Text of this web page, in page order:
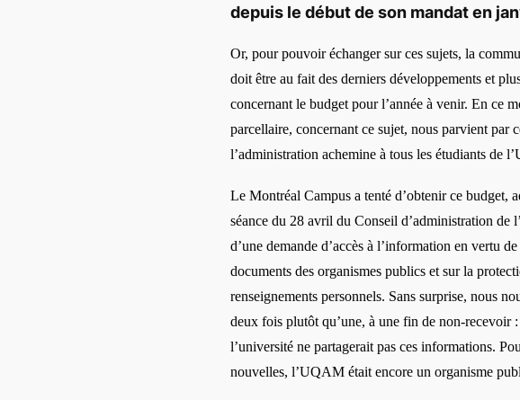
depuis le début de son mandat en
Or, pour pouvoiréchanger sur ces sujets, la
doit être au fait des derniers développements et
concernant le budget pour l’année à venir. En ce
parcellaire, concernant ce sujet, nous parvient par
l’administration achemine à tous les étudiants de l’
Le Montréal Campus a tenté d’obtenir ce budget,
séance du 28 avril du Conseil d’administration de
d’une demande d’accès à l’information en vertu
documents des organismes publics et sur la
renseignements personnels. Sans surprise, nous
deux fois plutôt qu’une, à une fin de non-recevoir:
l’université ne partagerait pas ces informations.
nouvelles, l’UQAM était encore un organisme